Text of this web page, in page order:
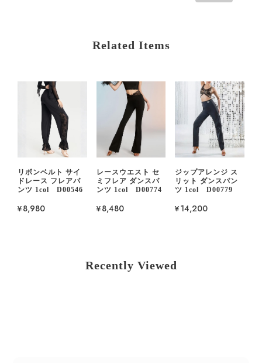
Related Items
リボンベルト サイ
ドレース フレアパ
ンツ 1col D00546
¥8,980
レースウエスト セ
ミフレア ダンスパ
ンツ 1col D00774
¥8,480
ジップアレンジ ス
リット ダンスパン
ツ 1col D00779
¥14,200
Recently Viewed